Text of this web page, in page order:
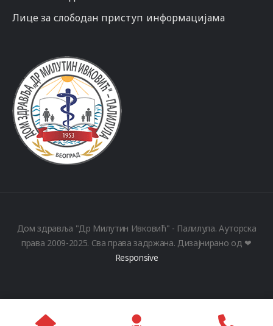
Лице за слободан приступ информацијама
Дом здравља "Др Милутин Ивковић" - Палилула. Ауторска
права 2009-2025. Сва права задржана. Дизајнирано од ❤
Responsive